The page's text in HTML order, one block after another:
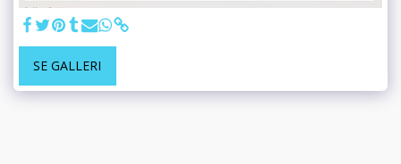
SE GALLERI